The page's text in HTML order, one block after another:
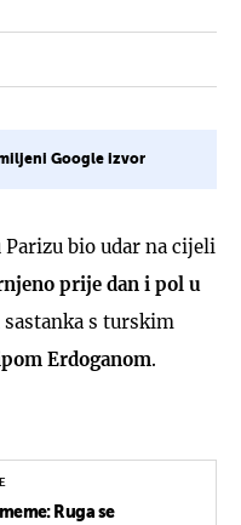
Google izvor
Parizu bio udar na cijeli
prije dan i pol u
sastanka s turskim
Erdoganom.
Ruga se